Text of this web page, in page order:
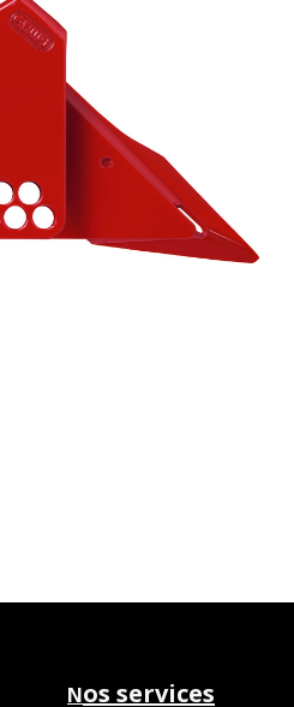
Nos services